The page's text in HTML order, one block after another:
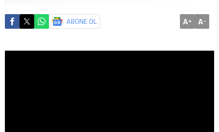
ABONE OL A+ A-